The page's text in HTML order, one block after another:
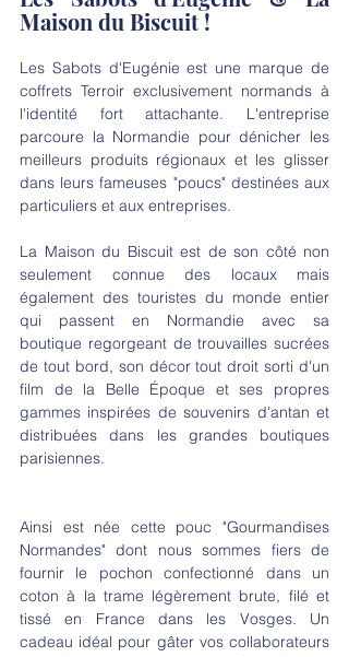
Maison du Biscuit !
Les Sabots d'Eugénie est une marque de
coffrets Terroir exclusivement normands à
l'identité fort attachante. L'entreprise
parcoure la Normandie pour dénicher les
meilleurs produits régionaux et les glisser
dans leurs fameuses "poucs" destinées aux
particuliers et aux entreprises.
La Maison du Biscuit est de son côté non
seulement connue des locaux mais
également des touristes du monde entier
qui passent en Normandie avec sa
boutique regorgeant de trouvailles sucrées
de tout bord, son décor tout droit sorti d'un
film de la Belle Époque et ses propres
gammes inspirées de souvenirs d'antan et
distribuées dans les grandes boutiques
parisiennes.
Ainsi est née cette pouc "Gourmandises
Normandes" dont nous sommes fiers de
fournir le pochon confectionné dans un
coton à la trame légèrement brute, filé et
tissé en France dans les Vosges. Un
cadeau idéal pour gâter vos collaborateurs